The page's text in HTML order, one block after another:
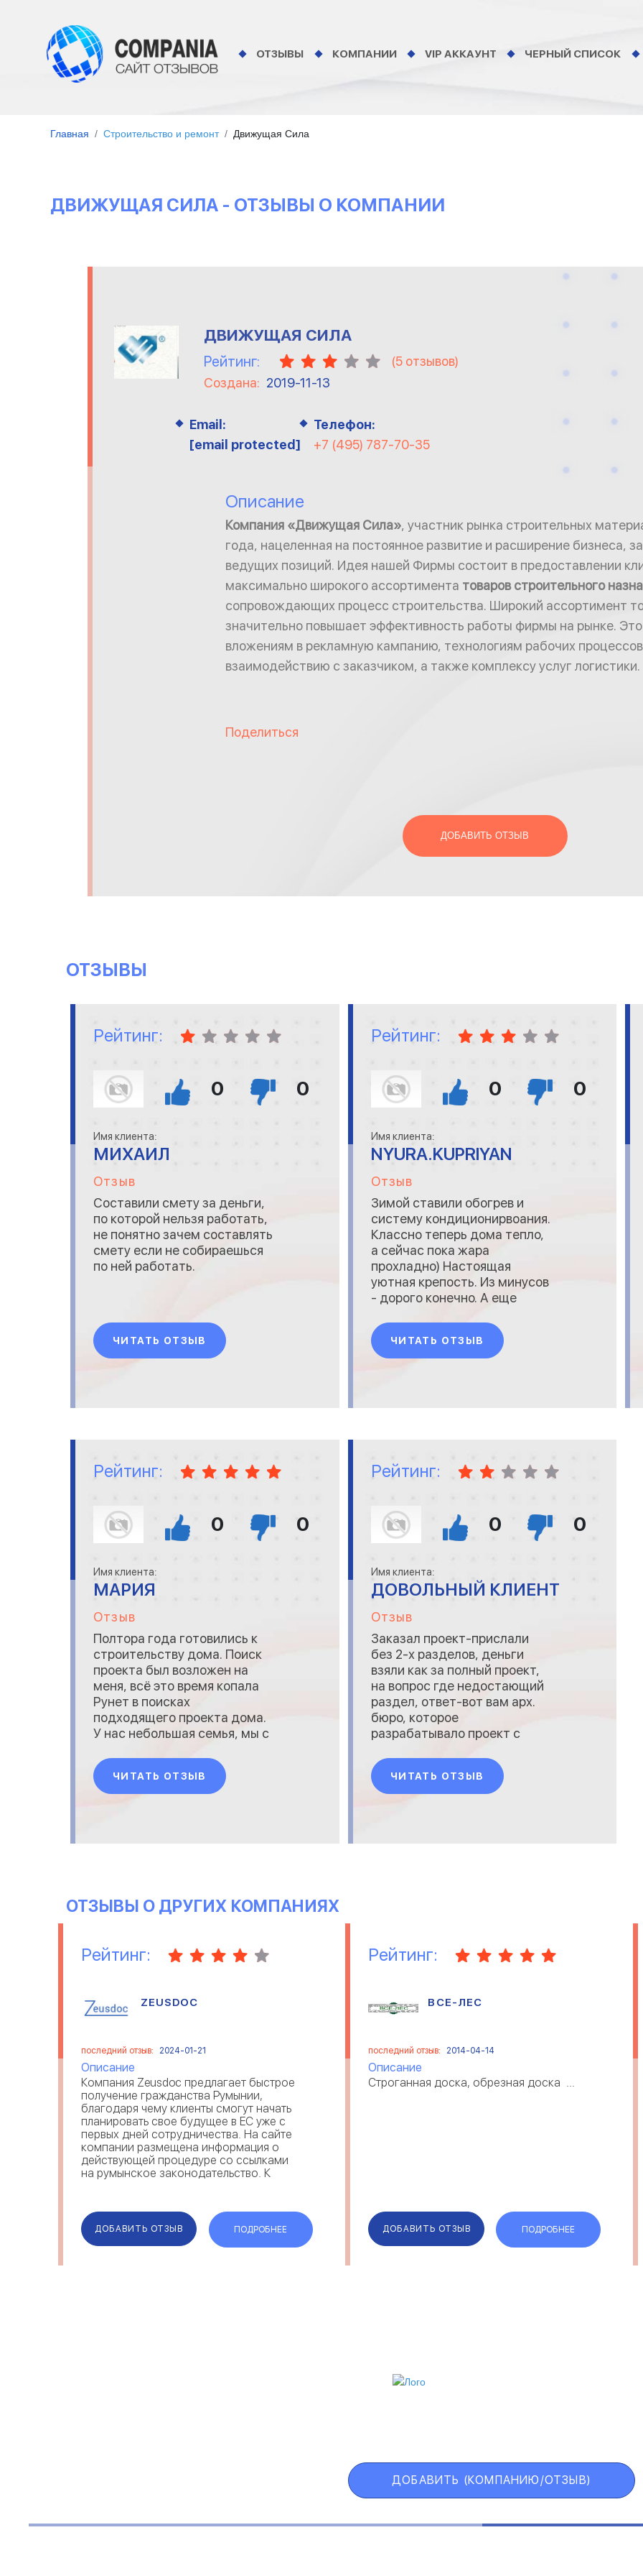
ОТЗЫВЫ КОМПАНИИ VIP АККАУНТ ЧЕРНЫЙ СПИСОК
Главная Строительство и ремонт Движущая Сила
ДВИЖУЩАЯ СИЛА - ОТЗЫВЫ О КОМПАНИИ
ДВИЖУЩАЯ СИЛА
Рейтинг: (5 отзывов)
Создана: 2019-11-13
Email:
[email protected]
Телефон:
+7 (495) 787-70-35
Описание
Компания «Движущая Сила», участник рынка строительных
года, нацеленная на постоянное развитие и расширение бизнеса,
ведущих позиций. Идея нашей Фирмы состоит в предоставлении
максимально широкого ассортимента товаров строительного
сопровождающих процесс строительства. Широкий ассортимент
значительно повышает эффективность работы фирмы на рынке. Это
вложениям в рекламную кампанию, технологиям рабочих процессов
взаимодействию с заказчиком, а также комплексу услуг логистики.
Поделиться
ДОБАВИТЬ ОТЗЫВ
ОТЗЫВЫ
Рейтинг:
0 0
Имя клиента:
МИХАИЛ
Отзыв
Составили смету за деньги,
по которой нельзя работать,
не понятно зачем составлять
смету если не собираешься
по ней работать.
ЧИТАТЬ ОТЗЫВ
Рейтинг:
0 0
Имя клиента:
NYURA.KUPRIYAN
Отзыв
Зимой ставили обогрев и
систему кондиционирвоания.
Классно теперь дома тепло,
а сейчас пока жара
прохладно) Настоящая
уютная крепость. Из минусов
- дорого конечно. А еще
мат на мате, честное слово.
ЧИТАТЬ ОТЗЫВ
Рейтинг:
0 0
Имя клиента:
МАРИЯ
Отзыв
Полтора года готовились к
строительству дома. Поиск
проекта был возложен на
меня, всё это время копала
Рунет в поисках
подходящего проекта дома.
У нас небольшая семья, мы с
нами будет жить моя мама,
будут приезжать родители
мужа, поэтому нужен был
ЧИТАТЬ ОТЗЫВ
Рейтинг:
0 0
Имя клиента:
ДОВОЛЬНЫЙ КЛИЕНТ
Отзыв
Заказал проект-прислали
без 2-х разделов, деньги
взяли как за полный проект,
на вопрос где недостающий
раздел, ответ-вот вам арх.
бюро, которое
разрабатывало проект с
такая конторка...
ЧИТАТЬ ОТЗЫВ
ОТЗЫВЫ О ДРУГИХ КОМПАНИЯХ
Рейтинг:
ZEUSDOC
последний отзыв: 2024-01-21
Описание
Компания Zeusdoc предлагает быстрое
получение гражданства Румынии,
благодаря чему клиенты смогут начать
планировать свое будущее в ЕС уже с
первых дней сотрудничества. На сайте
компании размещена информация о
действующей процедуре со ссылками
на румынское законодательство. К
всех этапах оформления, сохран...
ДОБАВИТЬ ОТЗЫВ ПОДРОБНЕЕ
Рейтинг:
ВСЕ-ЛЕС
последний отзыв: 2014-04-14
Описание
Строганная доска, обрезная доска ...
ДОБАВИТЬ ОТЗЫВ ПОДРОБНЕЕ
ДОБАВИТЬ (КОМПАНИЮ/ОТЗЫВ)